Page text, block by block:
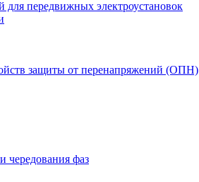
для передвижных электроустановок
защиты от перенапряжений (ОПН)
чередования фаз